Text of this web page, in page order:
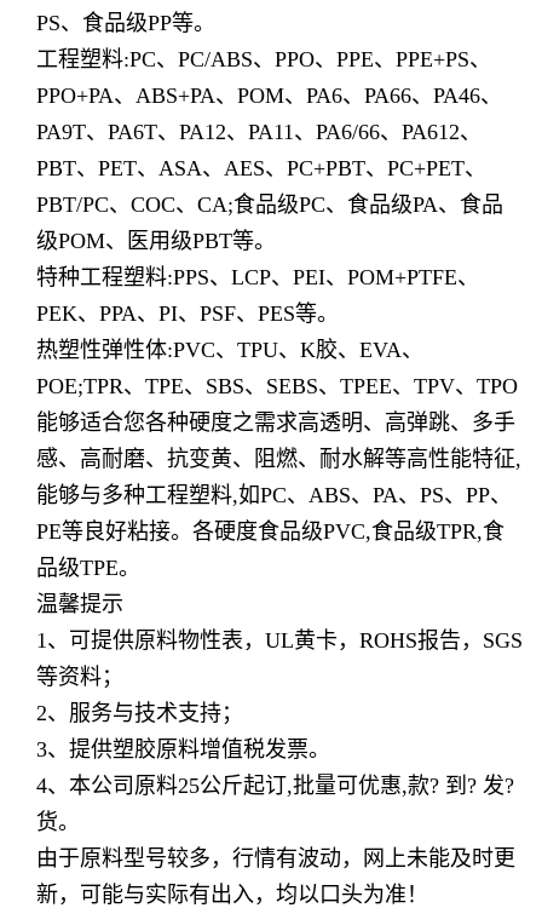
PS、食品级PP等。
工程塑料:PC、PC/ABS、PPO、PPE、PPE+PS、
PPO+PA、ABS+PA、POM、PA6、PA66、PA46、
PA9T、PA6T、PA12、PA11、PA6/66、PA612、
PBT、PET、ASA、AES、PC+PBT、PC+PET、
PBT/PC、COC、CA;食品级PC、食品级PA、食品
级POM、医用级PBT等。
特种工程塑料:PPS、LCP、PEI、POM+PTFE、
PEK、PPA、PI、PSF、PES等。
热塑性弹性体:PVC、TPU、K胶、EVA、
POE;TPR、TPE、SBS、SEBS、TPEE、TPV、TPO
能够适合您各种硬度之需求高透明、高弹跳、多手
感、高耐磨、抗变黄、阻燃、耐水解等高性能特征,
能够与多种工程塑料,如PC、ABS、PA、PS、PP、
PE等良好粘接。各硬度食品级PVC,食品级TPR,食
品级TPE。
温馨提示
1、可提供原料物性表，UL黄卡，ROHS报告，SGS
等资料；
2、服务与技术支持；
3、提供塑胶原料增值税发票。
4、本公司原料25公斤起订,批量可优惠,款? 到? 发?
货。
由于原料型号较多，行情有波动，网上未能及时更
新，可能与实际有出入，均以口头为准！